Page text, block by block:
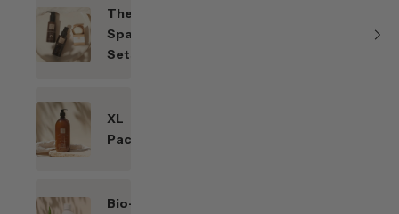
Themen-
Spar-
Sets
XL
Packungen
Bio-